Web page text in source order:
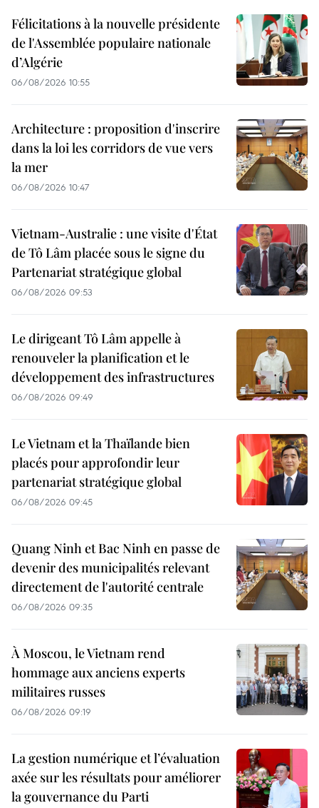
Félicitations à la nouvelle présidente
de l'Assemblée populaire nationale
d’Algérie
06/08/2026 10:55
Architecture : proposition d'inscrire
dans la loi les corridors de vue vers
la mer
06/08/2026 10:47
Vietnam-Australie : une visite d'État
de Tô Lâm placée sous le signe du
Partenariat stratégique global
06/08/2026 09:53
Le dirigeant Tô Lâm appelle à
renouveler la planification et le
développement des infrastructures
06/08/2026 09:49
Le Vietnam et la Thaïlande bien
placés pour approfondir leur
partenariat stratégique global
06/08/2026 09:45
Quang Ninh et Bac Ninh en passe de
devenir des municipalités relevant
directement de l'autorité centrale
06/08/2026 09:35
À Moscou, le Vietnam rend
hommage aux anciens experts
militaires russes
06/08/2026 09:19
La gestion numérique et l’évaluation
axée sur les résultats pour améliorer
la gouvernance du Parti